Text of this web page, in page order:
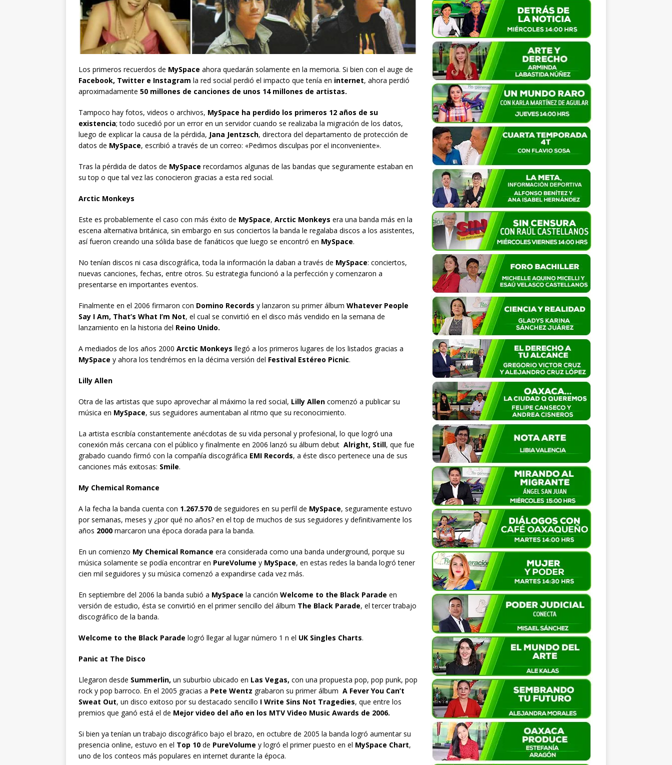
Los primeros recuerdos de MySpace ahora quedarán solamente en la memoria. Si bien con el auge de
Facebook, Twitter e Instagram la red social perdió el impacto que tenía en internet, ahora perdió
aproximadamente 50 millones de canciones de unos 14 millones de artistas.
Tampoco hay fotos, videos o archivos, MySpace ha perdido los primeros 12 años de su
existencia; todo sucedió por un error en un servidor cuando se realizaba la migración de los datos,
luego de explicar la causa de la pérdida, Jana Jentzsch, directora del departamento de protección de
datos de MySpace, escribió a través de un correo: «Pedimos disculpas por el inconveniente».
Tras la pérdida de datos de MySpace recordamos algunas de las bandas que seguramente estaban en
su top o que tal vez las conocieron gracias a esta red social.
Arctic Monkeys
Este es probablemente el caso con más éxito de MySpace, Arctic Monkeys era una banda más en la
escena alternativa británica, sin embargo en sus conciertos la banda le regalaba discos a los asistentes,
así fueron creando una sólida base de fanáticos que luego se encontró en MySpace.
No tenían discos ni casa discográfica, toda la información la daban a través de MySpace: conciertos,
nuevas canciones, fechas, entre otros. Su estrategia funcionó a la perfección y comenzaron a
presentarse en importantes eventos.
Finalmente en el 2006 firmaron con Domino Records y lanzaron su primer álbum Whatever People
Say I Am, That’s What I’m Not, el cual se convirtió en el disco más vendido en la semana de
lanzamiento en la historia del Reino Unido.
A mediados de los años 2000 Arctic Monkeys llegó a los primeros lugares de los listados gracias a
MySpace y ahora los tendrémos en la décima versión del Festival Estéreo Picnic.
Lilly Allen
Otra de las artistas que supo aprovechar al máximo la red social, Lilly Allen comenzó a publicar su
música en MySpace, sus seguidores aumentaban al ritmo que su reconocimiento.
La artista escribía constantemente anécdotas de su vida personal y profesional, lo que logró una
conexión más cercana con el público y finalmente en 2006 lanzó su álbum debut Alright, Still, que fue
grabado cuando firmó con la compañía discográfica EMI Records, a éste disco pertenece una de sus
canciones más exitosas: Smile.
My Chemical Romance
A la fecha la banda cuenta con 1.267.570 de seguidores en su perfil de MySpace, seguramente estuvo
por semanas, meses y ¿por qué no años? en el top de muchos de sus seguidores y definitivamente los
años 2000 marcaron una época dorada para la banda.
En un comienzo My Chemical Romance era considerada como una banda underground, porque su
música solamente se podía encontrar en PureVolume y MySpace, en estas redes la banda logró tener
cien mil seguidores y su música comenzó a expandirse cada vez más.
En septiembre del 2006 la banda subió a MySpace la canción Welcome to the Black Parade en
versión de estudio, ésta se convirtió en el primer sencillo del álbum The Black Parade, el tercer trabajo
discográfico de la banda.
Welcome to the Black Parade logró llegar al lugar número 1 n el UK Singles Charts.
Panic at The Disco
Llegaron desde Summerlin, un suburbio ubicado en Las Vegas, con una propuesta pop, pop punk, pop
rock y pop barroco. En el 2005 gracias a Pete Wentz grabaron su primer álbum A Fever You Can’t
Sweat Out, un disco exitoso por su destacado sencillo I Write Sins Not Tragedies, que entre los
premios que ganó está el de Mejor video del año en los MTV Video Music Awards de 2006.
Si bien ya tenían un trabajo discográfico bajo el brazo, en octubre de 2005 la banda logró aumentar su
presencia online, estuvo en el Top 10 de PureVolume y logró el primer puesto en el MySpace Chart,
uno de los conteos más populares en internet durante la época.